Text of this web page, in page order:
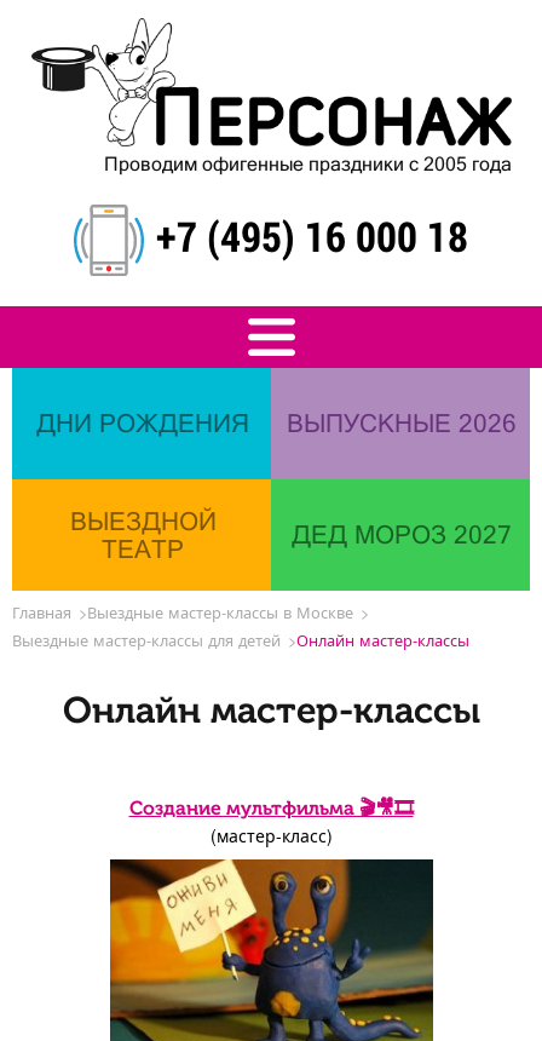
Проводим офигенные праздники с 2005 года
+7 (495) 16 000 18
ДНИ РОЖДЕНИЯ ВЫПУСКНЫЕ 2026
ВЫЕЗДНОЙ
ТЕАТР
ДЕД МОРОЗ 2027
Главная
Выездные мастер-классы в Москве
Выездные мастер-классы для детей
Онлайн мастер-классы
Онлайн мастер-классы
Создание мультфильма 🎬🎥️🎞️
(мастер-класс)